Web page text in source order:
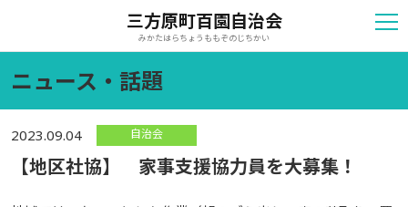
三方原町百園自治会
みかたはらちょうももぞのじちかい
ニュース・話題
2023.09.04 自治会
【地区社協】 家事支援協力員を大募集！